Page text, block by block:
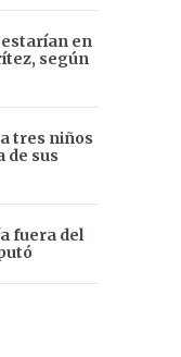
en
según
tres niños
de sus
fuera del